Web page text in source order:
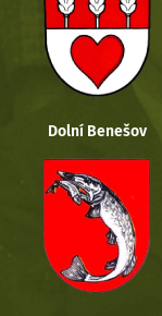
Dolní Benešov